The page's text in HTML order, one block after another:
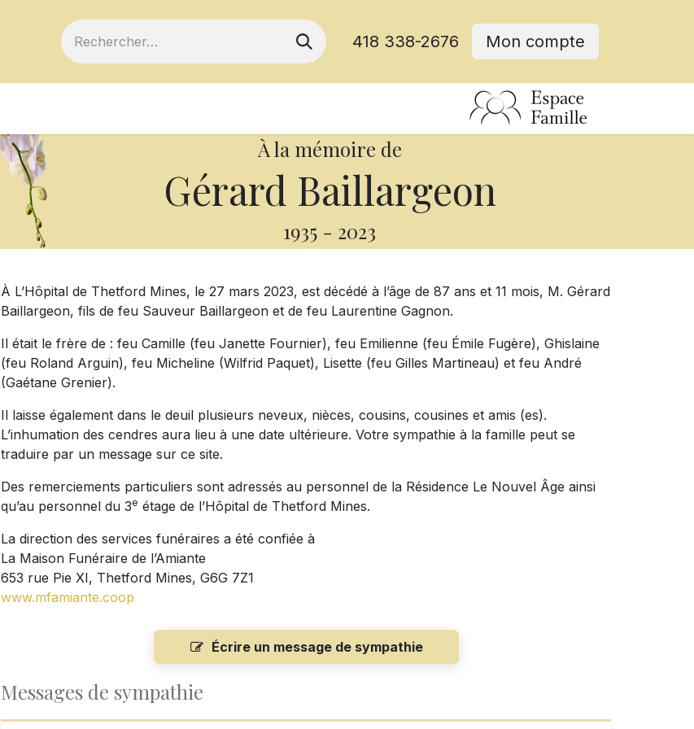
418 338-2676 Mon compte
À la mémoire de
Gérard Baillargeon
1935 - 2023
À L’Hôpital de Thetford Mines, le 27 mars 2023, est décédé à l’âge de 87 ans et 11 mois, M. Gérard
Baillargeon, fils de feu Sauveur Baillargeon et de feu Laurentine Gagnon.
Il était le frère de : feu Camille (feu Janette Fournier), feu Emilienne (feu Émile Fugère), Ghislaine
(feu Roland Arguin), feu Micheline (Wilfrid Paquet), Lisette (feu Gilles Martineau) et feu André
(Gaétane Grenier).
Il laisse également dans le deuil plusieurs neveux, nièces, cousins, cousines et amis (es).
L’inhumation des cendres aura lieu à une date ultérieure. Votre sympathie à la famille peut se
traduire par un message sur ce site.
Des remerciements particuliers sont adressés au personnel de la Résidence Le Nouvel Âge ainsi
qu’au personnel du 3e étage de l’Hôpital de Thetford Mines.
La direction des services funéraires a été confiée à
La Maison Funéraire de l’Amiante
653 rue Pie XI, Thetford Mines, G6G 7Z1
www.mfamiante.coop
Écrire un message de sympathie
Messages de sympathie